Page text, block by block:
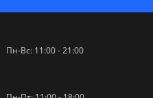
Пн-Вс: 11:00 - 21:00